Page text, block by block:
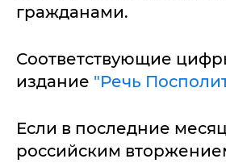
гражданами.
Соответствующие
издание "Речь
Если в последние
российским